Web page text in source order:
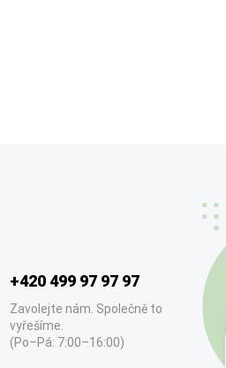
+420 499 97 97 97
Zavolejte nám. Společně to
vyřešíme.
(Po–Pá: 7:00–16:00)